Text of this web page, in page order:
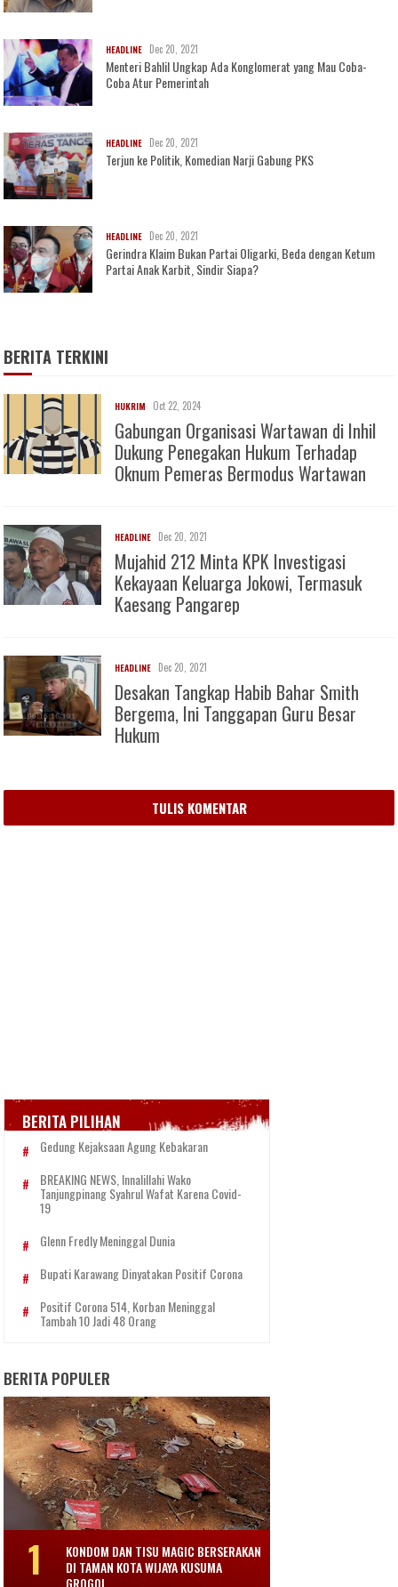
HEADLINE Dec 20, 2021
Menteri Bahlil Ungkap Ada Konglomerat yang Mau Coba-
Coba Atur Pemerintah
HEADLINE Dec 20, 2021
Terjun ke Politik, Komedian Narji Gabung PKS
HEADLINE Dec 20, 2021
Gerindra Klaim Bukan Partai Oligarki, Beda dengan Ketum
Partai Anak Karbit, Sindir Siapa?
BERITA TERKINI
HUKRIM Oct 22, 2024
Gabungan Organisasi Wartawan di Inhil
Dukung Penegakan Hukum Terhadap
Oknum Pemeras Bermodus Wartawan
HEADLINE Dec 20, 2021
Mujahid 212 Minta KPK Investigasi
Kekayaan Keluarga Jokowi, Termasuk
Kaesang Pangarep
HEADLINE Dec 20, 2021
Desakan Tangkap Habib Bahar Smith
Bergema, Ini Tanggapan Guru Besar
Hukum
TULIS KOMENTAR
BERITA PILIHAN
Gedung Kejaksaan Agung Kebakaran
BREAKING NEWS, Innalillahi Wako
Tanjungpinang Syahrul Wafat Karena Covid-
19
Glenn Fredly Meninggal Dunia
Bupati Karawang Dinyatakan Positif Corona
Positif Corona 514, Korban Meninggal
Tambah 10 Jadi 48 Orang
BERITA POPULER
KONDOM DAN TISU MAGIC BERSERAKAN
DI TAMAN KOTA WIJAYA KUSUMA